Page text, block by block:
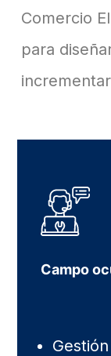
Comercio
para
Campo